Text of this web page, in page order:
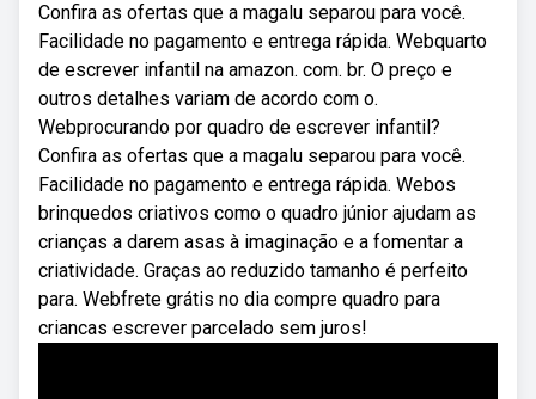
Confira as ofertas que a magalu separou para você.
Facilidade no pagamento e entrega rápida. Webquarto
de escrever infantil na amazon. com. br. O preço e
outros detalhes variam de acordo com o.
Webprocurando por quadro de escrever infantil?
Confira as ofertas que a magalu separou para você.
Facilidade no pagamento e entrega rápida. Webos
brinquedos criativos como o quadro júnior ajudam as
crianças a darem asas à imaginação e a fomentar a
criatividade. Graças ao reduzido tamanho é perfeito
para. Webfrete grátis no dia compre quadro para
criancas escrever parcelado sem juros!